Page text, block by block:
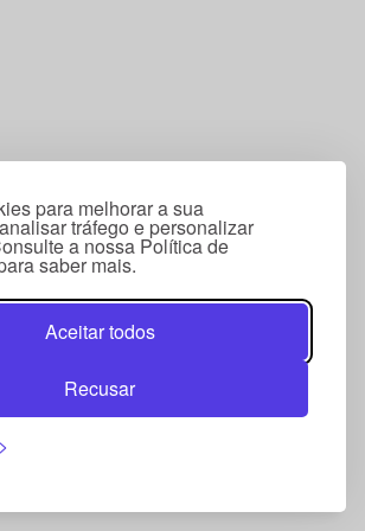
para melhorar a sua
tráfego e personalizar
a nossa Política de
saber mais.
Aceitar todos
Recusar